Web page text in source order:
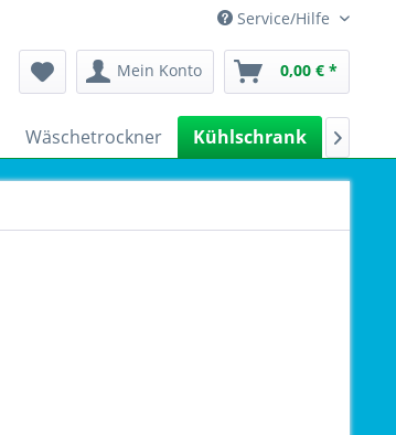
Service/Hilfe
Mein Konto 0,00 € *
Wäschetrockner Kühlschrank 